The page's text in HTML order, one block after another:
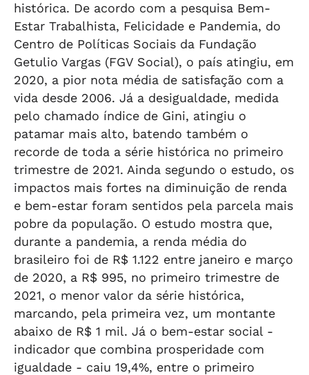
histórica. De acordo com a pesquisa Bem-
Estar Trabalhista, Felicidade e Pandemia, do
Centro de Políticas Sociais da Fundação
Getulio Vargas (FGV Social), o país atingiu, em
2020, a pior nota média de satisfação com a
vida desde 2006. Já a desigualdade, medida
pelo chamado índice de Gini, atingiu o
patamar mais alto, batendo também o
recorde de toda a série histórica no primeiro
trimestre de 2021. Ainda segundo o estudo, os
impactos mais fortes na diminuição de renda
e bem-estar foram sentidos pela parcela mais
pobre da população. O estudo mostra que,
durante a pandemia, a renda média do
brasileiro foi de R$ 1.122 entre janeiro e março
de 2020, a R$ 995, no primeiro trimestre de
2021, o menor valor da série histórica,
marcando, pela primeira vez, um montante
abaixo de R$ 1 mil. Já o bem-estar social -
indicador que combina prosperidade com
igualdade - caiu 19,4%, entre o primeiro